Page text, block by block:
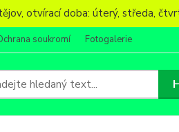
otvírací doba: úterý, středa,
soukromí Fotogalerie